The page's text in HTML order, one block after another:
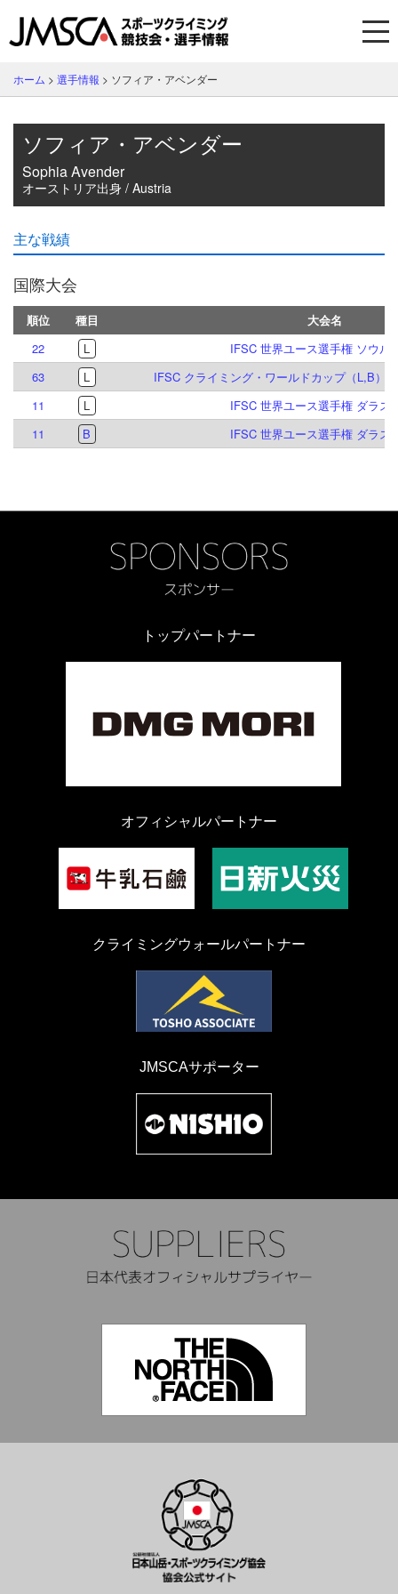
ホーム > 選手情報 > ソフィア・アベンダー
ソフィア・アベンダー
Sophia Avender
オーストリア出身 / Austria
主な戦績
国際大会
順位 種目
大会名
22
L
IFSC 世界ユース選手権 ソウル
63
L
IFSC クライミング・ワールドカップ（L,B）
11
L
IFSC 世界ユース選手権 ダラス
11
B IFSC 世界ユース選手権 ダラス
トップパートナー
オフィシャルパートナー
クライミングウォールパートナー
JMSCAサポーター